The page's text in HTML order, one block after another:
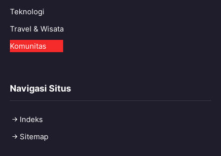
Teknologi
Travel & Wisata
Komunitas
Navigasi Situs
Indeks
Sitemap